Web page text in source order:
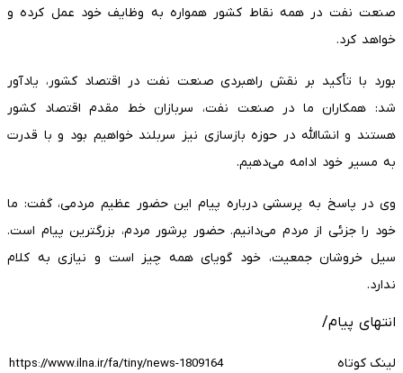
صنعت نفت در همه نقاط کشور همواره به وظایف خود عمل کرده و
خواهد کرد.
بورد با تأکید بر نقش راهبردی صنعت نفت در اقتصاد کشور، یادآور
شد: همکاران ما در صنعت نفت، سربازان خط مقدم اقتصاد کشور
هستند و انشاالله در حوزه بازسازی نیز سربلند خواهیم بود و با قدرت
به مسیر خود ادامه می‌دهیم.
وی در پاسخ به پرسشی درباره پیام این حضور عظیم مردمی، گفت: ما
خود را جزئی از مردم می‌دانیم. حضور پرشور مردم، بزرگترین پیام است.
سیل خروشان جمعیت، خود گویای همه چیز است و نیازی به کلام
ندارد.
انتهای پیام/
لینک کوتاه